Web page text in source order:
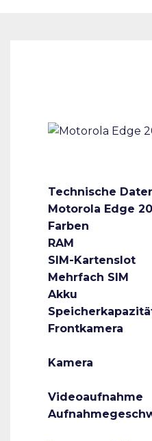
Technische
Motorola Edge
Farben
RAM
SIM-Kartenslot
Mehrfach SIM
Akku
Frontkamera
Kamera
Videoaufnahme